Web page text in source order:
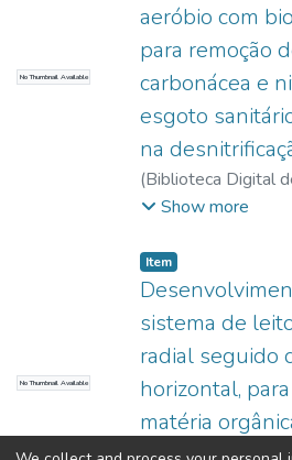
No Thumbnail Available
aeróbio com
para remoção
carbonácea e
esgoto
na
(Biblioteca Digital
da USP,2017-11-
Show more
No Thumbnail Available
Item
sistema de
radial seguido
horizontal,
matéria